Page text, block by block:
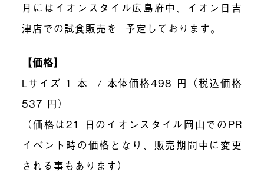
月にはイオンスタイル広島府中、イオン日吉
津店での試食販売を
予定しております。
【価格】
Lサイズ 1 本 / 本体価格498 円（税込価格
537 円）
（価格は21 日のイオンスタイル岡山でのPR
イベント時の価格となり、販売期間中に変更
される事もあります）